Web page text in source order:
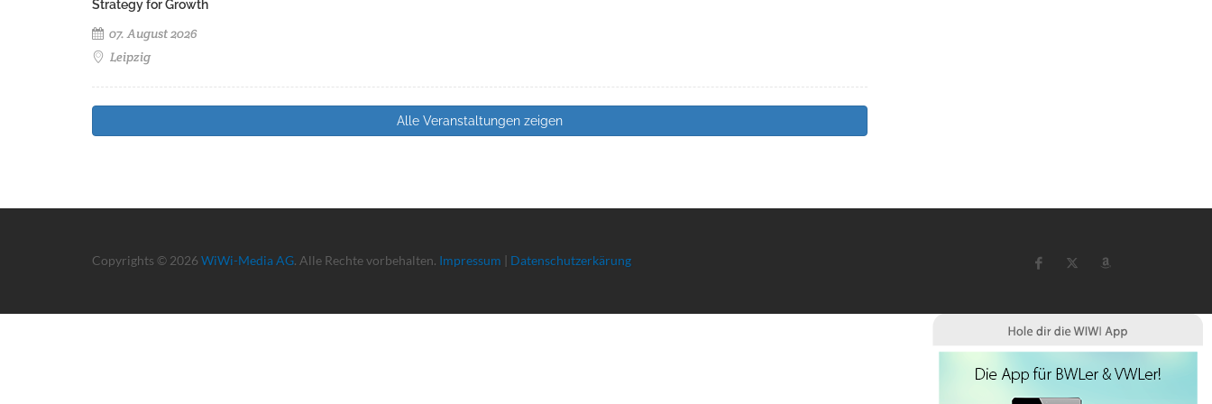
Strategy for Growth
07. August 2026
Leipzig
Alle Veranstaltungen zeigen
Copyrights © 2026 WiWi-Media AG. Alle Rechte vorbehalten. Impressum | Datenschutzerkärung